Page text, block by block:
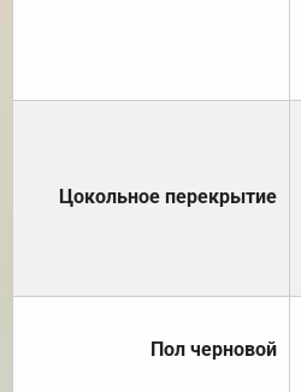
Цокольное перекрытие
Пол черновой